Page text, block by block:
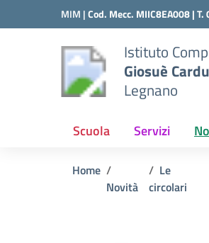
Vai ai contenuti
Vai al menu di navigazione
MIM |Cod. Mecc. MIIC8EA008 |
Istituto
Giosuè
Legnano
Scuola Servizi
Home
Novità
Le
circolari